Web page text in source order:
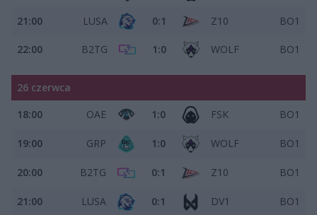
21:00 LUSA 0:1 Z10 BO1
22:00 B2TG 1:0 WOLF BO1
26 czerwca
18:00
OAE 1:0 FSK BO1
19:00 GRP 1:0 WOLF BO1
20:00 B2TG 0:1 Z10 BO1
21:00 LUSA 0:1 DV1 BO1